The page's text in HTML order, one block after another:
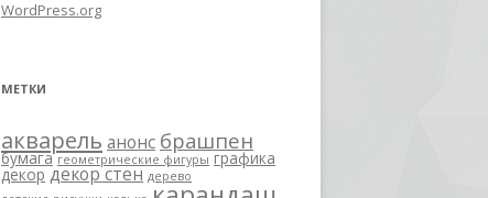
WordPress.org
МЕТКИ
акварель анонс брашпен
бумага геометрические фигуры графика
декор декор стен дерево